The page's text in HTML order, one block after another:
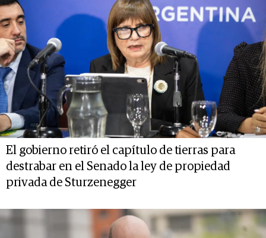
El gobierno retiró el capítulo de tierras para
destrabar en el Senado la ley de propiedad
privada de Sturzenegger